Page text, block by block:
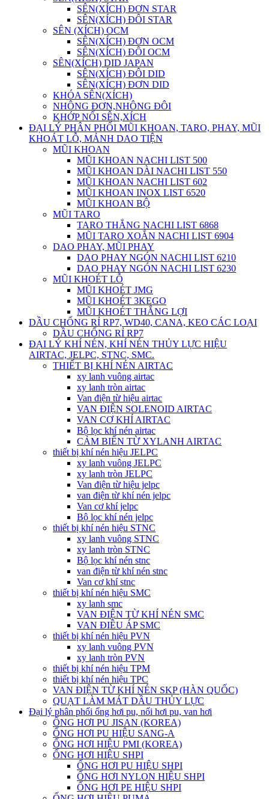
SÊN(XÍCH) ĐƠN STAR
SÊN(XÍCH) ĐÔI STAR
SÊN (XÍCH) OCM
SÊN(XÍCH) ĐƠN OCM
SÊN(XÍCH) ĐÔI OCM
SÊN(XÍCH) DID JAPAN
SÊN(XÍCH) ĐÔI DID
SÊN(XÍCH) ĐƠN DID
KHÓA SÊN(XÍCH)
NHÔNG ĐƠN,NHÔNG ĐÔI
KHỚP NỐI SÊN,XÍCH
ĐẠI LÝ PHÂN PHỐI MŨI KHOAN, TARO, PHAY, MŨI
KHOÁT LỖ, MẢNH DAO TIỆN
MŨI KHOAN
MŨI KHOAN NACHI LIST 500
MŨI KHOAN DÀI NACHI LIST 550
MŨI KHOAN NACHI LIST 602
MŨI KHOAN INOX LIST 6520
MŨI KHOAN BỘ
MŨI TARO
TARO THẲNG NACHI LIST 6868
MŨI TARO XOẮN NACHI LIST 6904
DAO PHAY, MŨI PHAY
DAO PHAY NGÓN NACHI LIST 6210
DAO PHAY NGÓN NACHI LIST 6230
MŨI KHOÉT LỖ
MŨI KHOÉT JMG
MŨI KHOÉT 3KEGO
MŨI KHOÉT THẮNG LỢI
DẦU CHỐNG RỈ RP7, WD40, CANA, KEO CÁC LOẠI
DẦU CHỐNG RỈ RP7
ĐẠI LÝ KHÍ NÉN, KHÍ NÉN THỦY LỰC HIỆU
AIRTAC, JELPC, STNC, SMC.
THIẾT BỊ KHÍ NÉN AIRTAC
xy lanh vuông airtac
xy lanh tròn airtac
Van điện từ hiệu airtac
VAN ĐIỆN SOLENOID AIRTAC
VAN CƠ KHÍ AIRTAC
Bộ lọc khí nén airtac
CẢM BIẾN TỪ XYLANH AIRTAC
thiết bị khí nén hiệu JELPC
xy lanh vuông JELPC
xy lanh tròn JELPC
Van điện từ hiệu jelpc
van điện từ khí nén jelpc
Van cơ khí jelpc
Bộ lọc khí nén jelpc
thiết bị khí nén hiệu STNC
xy lanh vuông STNC
xy lanh tròn STNC
Bộ lọc khí nén stnc
van điện từ khí nén stnc
Van cơ khí stnc
thiết bị khí nén hiệu SMC
xy lanh smc
VAN ĐIỆN TỪ KHÍ NÉN SMC
VAN ĐIỀU ÁP SMC
thiết bị khí nén hiệu PVN
xy lanh vuông PVN
xy lanh tròn PVN
thiết bị khí nén hiệu TPM
thiết bị khí nén hiệu TPC
VAN ĐIỆN TỪ KHÍ NÉN SKP (HÀN QUỐC)
QUẠT LÀM MÁT DẦU THỦY LỰC
Đại lý phân phối ống hơi pu, nối hơi pu, van hơi
ỐNG HƠI PU JISAN (KOREA)
ỐNG HƠI PU HIỆU SANG-A
ỐNG HƠI HIỆU PMI (KOREA)
ỐNG HƠI HIỆU SHPI
ỐNG HƠI PU HIỆU SHPI
ỐNG HƠI NYLON HIỆU SHPI
ỐNG HƠI PE HIỆU SHPI